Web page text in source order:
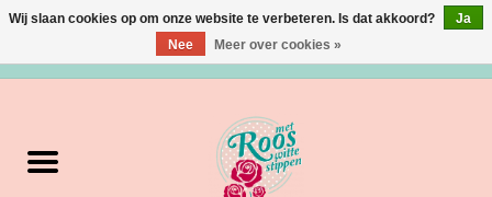
Verzorging
Wij slaan cookies op om onze website te verbeteren. Is dat akkoord?
Ja
Nee
Meer over cookies »